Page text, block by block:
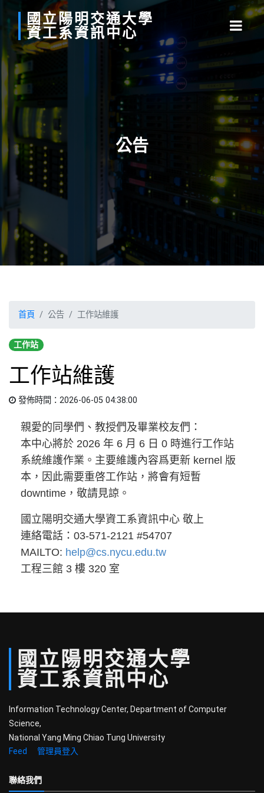
國立陽明 交通大學
資工系資訊中心
公告
首頁 公告 工作站維護
工作站
工作站維護
發佈時間：2026-06-05 04:38:00
親愛的同學們、教授們及畢業校友們：
本中心將於 2026 年 6 月 6 日 0 時進行工作站
系統維護作業。主要維護內容爲更新 kernel 版
本，因此需要重啓工作站，將會有短暫
downtime，敬請見諒。
國立陽明交通大學資工系資訊中心 敬上
連絡電話：03-571-2121 #54707
MAILTO: help@cs.nycu.edu.tw
工程三館 3 樓 320 室
國立 陽明 交通大學
資工系資訊中心
Information Technology Center, Department of Computer
Science,
National Yang Ming Chiao Tung University
Feed
管理員登入
聯絡我們